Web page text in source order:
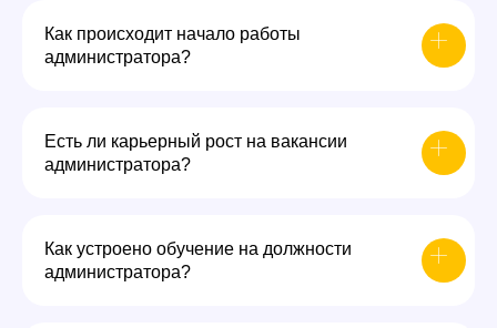
Как происходит начало работы
администратора?
Есть ли карьерный рост на вакансии
администратора?
Как устроено обучение на должности
администратора?